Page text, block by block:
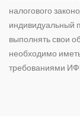
налогового
индивидуальный
выполнять свои
необходимо
требованиями